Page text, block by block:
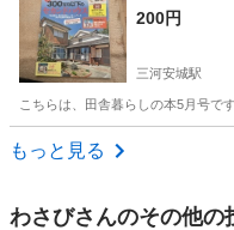
食戟のソーマ
200円
三河安城駅
こちらは、田舎暮らしの本5月号
愛知 刈谷市
もっと見る
わさびさんのその他の